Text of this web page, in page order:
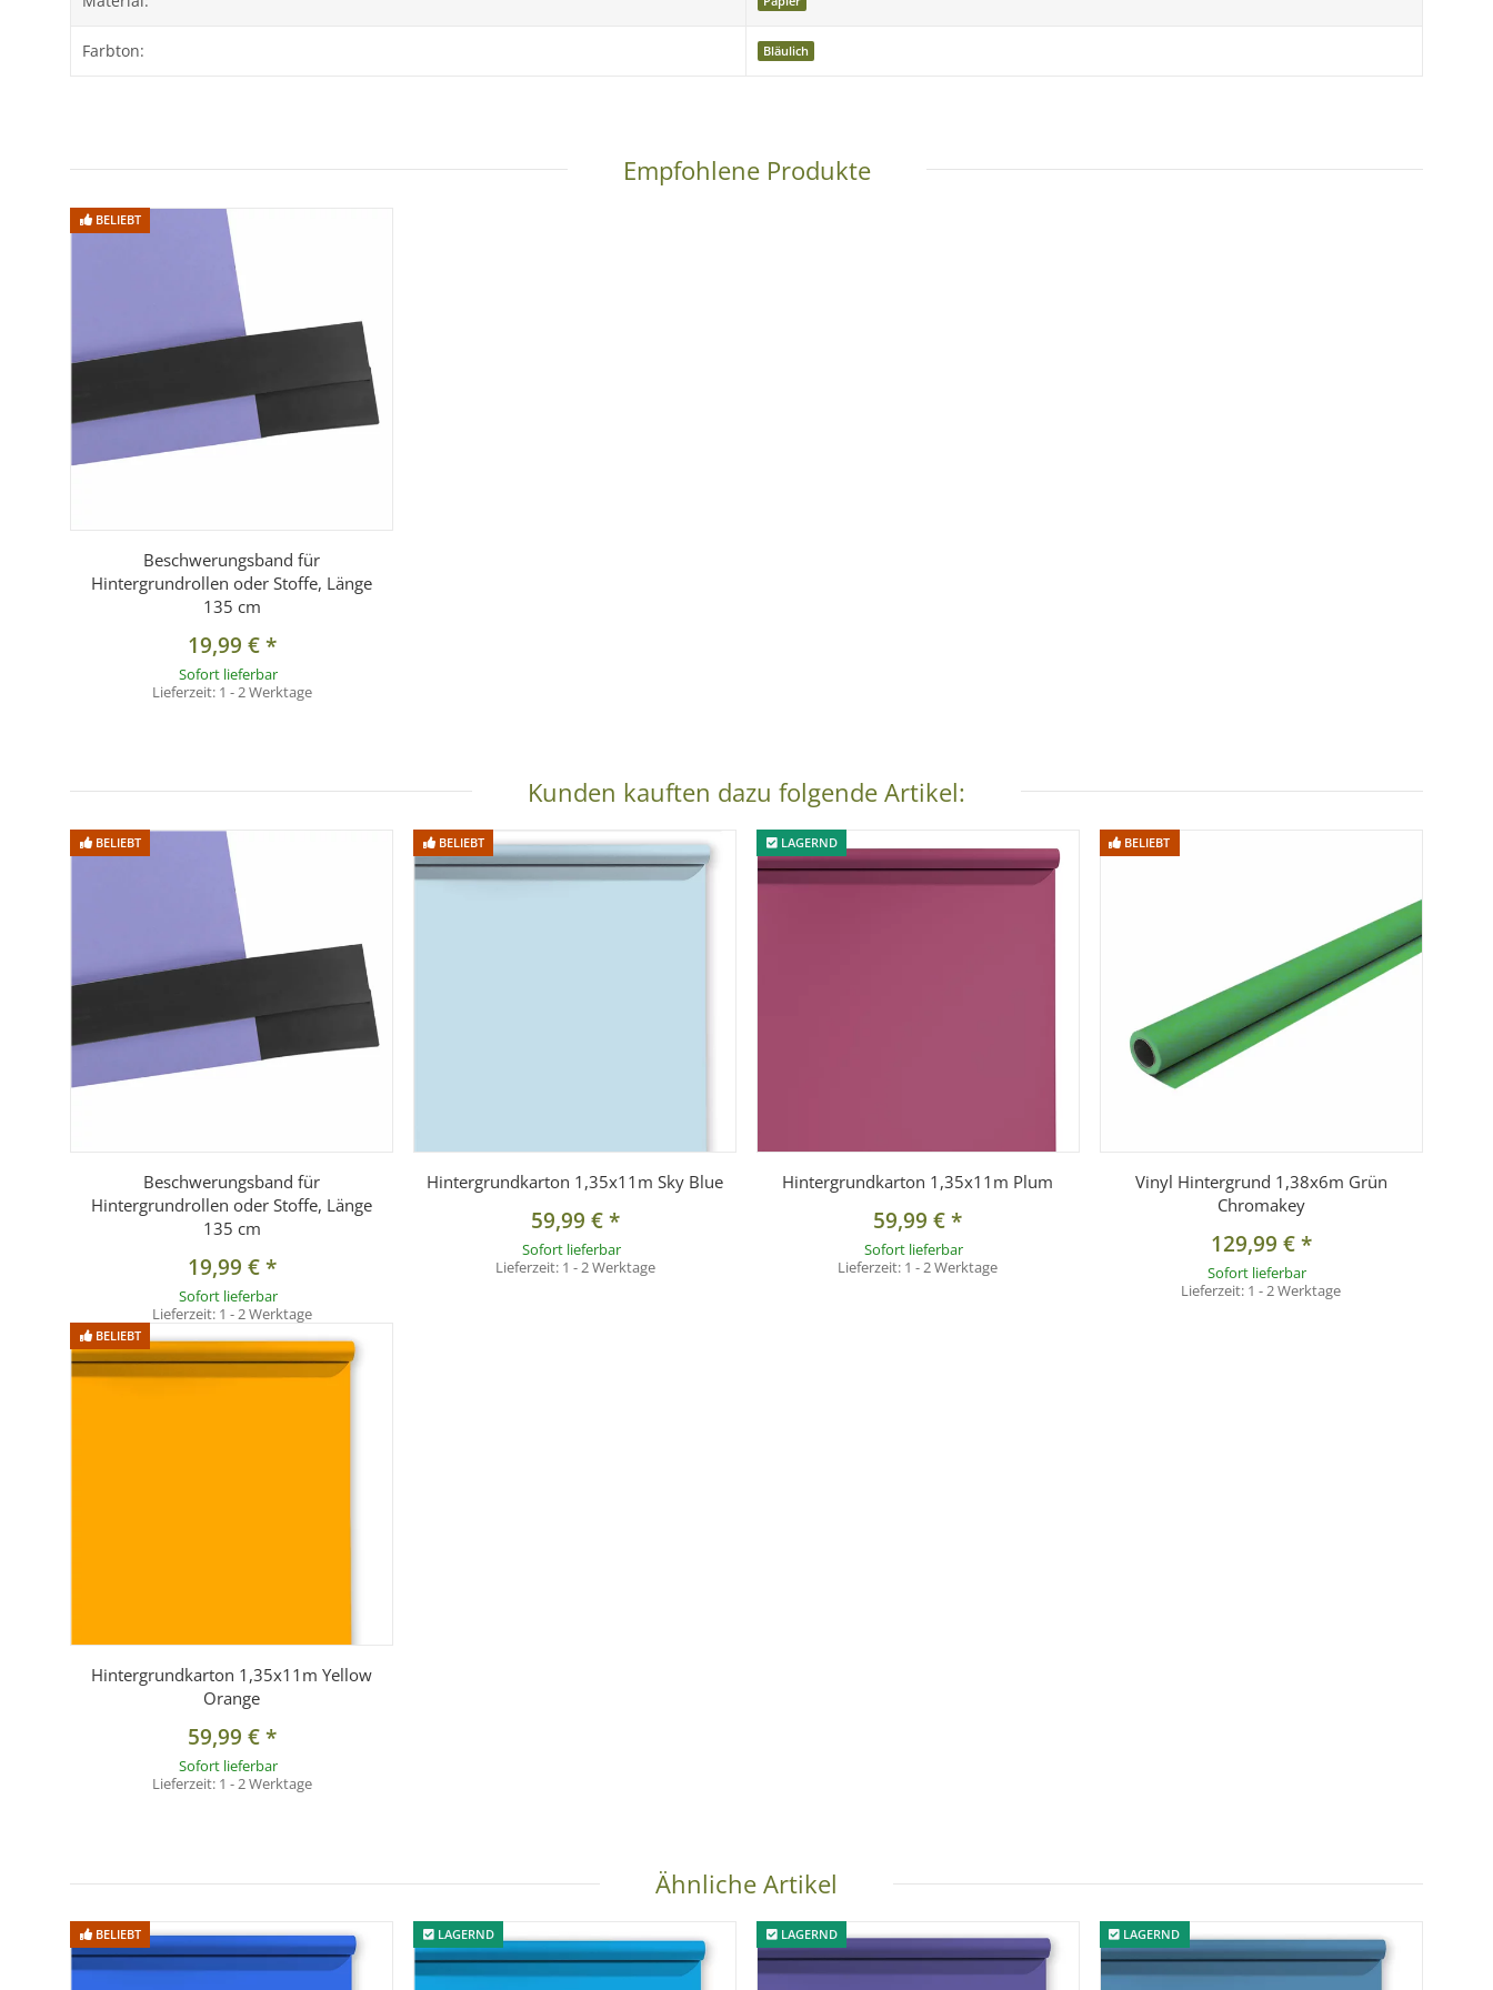
Gewicht:
1x Hintergrundkarton Thistle (1,35 x 11 m)
Farbton: Bläulich
Empfohlene Produkte
BELIEBT
Beschwerungsband für
Hintergrundrollen oder Stoffe, Länge
135 cm
19,99 €*
Sofort lieferbar
Lieferzeit: 1 - 2 Werktage
Kunden kauften dazu folgende Artikel:
BELIEBT
Beschwerungsband für
Hintergrundrollen oder Stoffe, Länge
135 cm
19,99 €*
Sofort lieferbar
Lieferzeit: 1 - 2 Werktage
BELIEBT
Hintergrundkarton 1,35x11m Sky Blue
59,99 €*
Sofort lieferbar
Lieferzeit: 1 - 2 Werktage
LAGERND
Hintergrundkarton 1,35x11m Plum
59,99 €*
Sofort lieferbar
Lieferzeit: 1 - 2 Werktage
BELIEBT
Vinyl Hintergrund 1,38x6m Grün
Chromakey
129,99 €*
Sofort lieferbar
Lieferzeit: 1 - 2 Werktage
BELIEBT
Hintergrundkarton 1,35x11m Yellow
Orange
59,99 €*
Sofort lieferbar
Lieferzeit: 1 - 2 Werktage
Ähnliche Artikel
BELIEBT LAGERND LAGERND LAGERND